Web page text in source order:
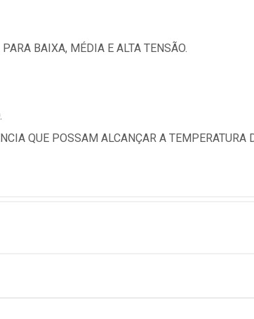
BAIXA, MÉDIA E ALTA TENSÃO.
QUE POSSAM ALCANÇAR A TEMPERATURA